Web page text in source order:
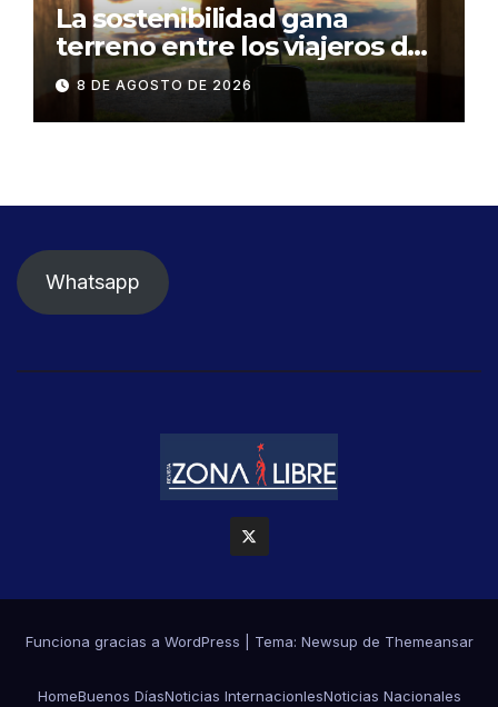
La sostenibilidad gana
terreno entre los viajeros de
negocios
8 DE AGOSTO DE 2026
Whatsapp
Funciona gracias a WordPress Tema: Newsup de Themeansar
HomeBuenos DíasNoticias InternacionlesNoticias Nacionales